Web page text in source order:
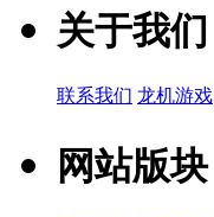
关于我们
联系我们 龙机游戏
网站版块